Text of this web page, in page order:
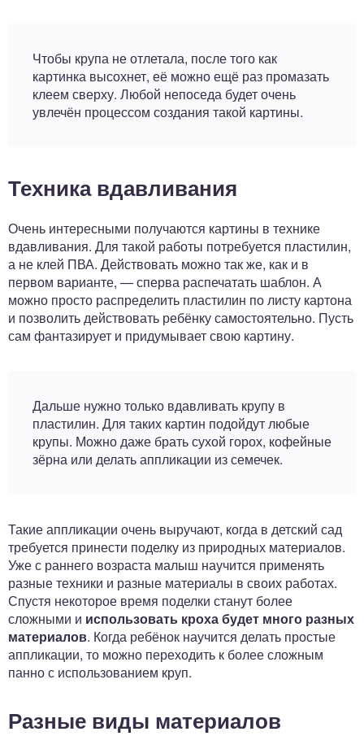
Чтобы крупа не отлетала, после того как
картинка высохнет, её можно ещё раз промазать
клеем сверху. Любой непоседа будет очень
увлечён процессом создания такой картины.
Техника вдавливания
Очень интересными получаются картины в технике
вдавливания. Для такой работы потребуется пластилин,
а не клей ПВА. Действовать можно так же, как и в
первом варианте, — сперва распечатать шаблон. А
можно просто распределить пластилин по листу картона
и позволить действовать ребёнку самостоятельно. Пусть
сам фантазирует и придумывает свою картину.
Дальше нужно только вдавливать крупу в
пластилин. Для таких картин подойдут любые
крупы. Можно даже брать сухой горох, кофейные
зёрна или делать аппликации из семечек.
Такие аппликации очень выручают, когда в детский сад
требуется принести поделку из природных материалов.
Уже с раннего возраста малыш научится применять
разные техники и разные материалы в своих работах.
Спустя некоторое время поделки станут более
сложными и использовать кроха будет много разных
материалов. Когда ребёнок научится делать простые
аппликации, то можно переходить к более сложным
панно с использованием круп.
Разные виды материалов